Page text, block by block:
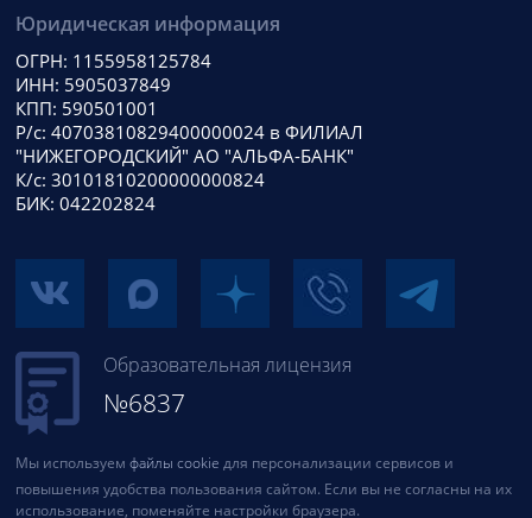
Юридическая информация
ОГРН: 1155958125784
ИНН: 5905037849
КПП: 590501001
Р/с: 40703810829400000024 в ФИЛИАЛ
"НИЖЕГОРОДСКИЙ" АО "АЛЬФА-БАНК"
К/с: 30101810200000000824
БИК: 042202824
Образовательная лицензия
№6837
Мы используем файлы cookie для персонализации сервисов и
повышения удобства пользования сайтом. Если вы не согласны на их
использование, поменяйте настройки браузера.